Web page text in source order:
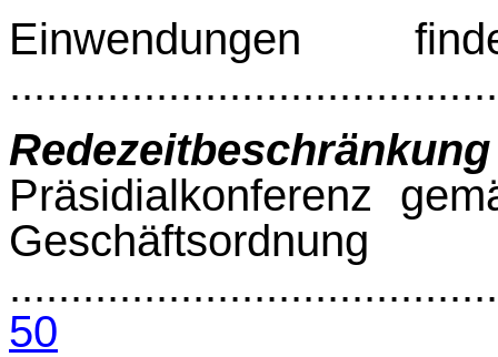
Einwendungen
Redezeitbeschränkung
Präsidialkonferenz
Geschäftsordnung
50